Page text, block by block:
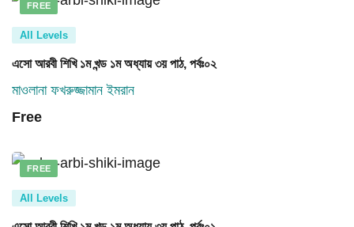
FREE
All Levels
এসো আরবী শিখি ১ম খন্ড ১ম অধ্যায় ৩য় পাঠ, পর্বঃ০২
মাওলানা ফখরুজ্জামান ইমরান
Free
FREE
All Levels